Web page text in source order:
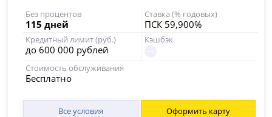
Без процентов
115 дней
Ставка (% годовых)
ПСК 59,900%
Кредитный лимит (руб.)
до 600 000 рублей
Кэшбэк
Стоимость обслуживания
Бесплатно
Все условия Оформить карту